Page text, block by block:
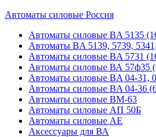
Автоматы силовые Россия
Автоматы силовые BA 5135
Автоматы BA 5139, 5739,
Автоматы силовые BA 5731
Автоматы силовые ВА 57ф35
Автоматы силовые BA 04-31,
Автоматы силовые BA 04-36
Автоматы силовые ВМ-63
Автоматы силовые АП 50Б
Автоматы силовые АЕ
Аксессуары для ВА